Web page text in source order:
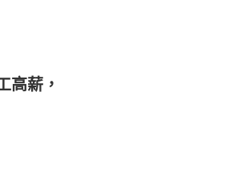
高薪，